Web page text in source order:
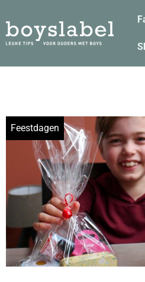
Feestdagen